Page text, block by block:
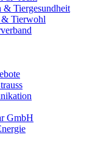
& Tiergesundheit
& Tierwohl
GmbH